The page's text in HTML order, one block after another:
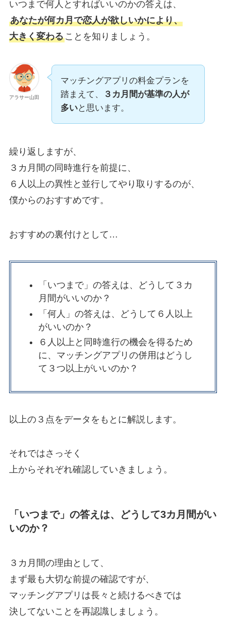
いつまで何人とすればいいのかの答えは、
あなたが何カ月で恋人が欲しいかにより、
大きく変わることを知りましょう。
アラサー山田
マッチングアプリの料金プランを
踏まえて、
３カ月間が基準の人が
多いと思います。
繰り返しますが、
３カ月間の同時進行を前提に、
６人以上の異性と並行してやり取りするのが、
僕からのおすすめです。
おすすめの裏付けとして…
「いつまで」の答えは、どうして３カ
月間がいいのか？
「何人」の答えは、どうして６人以上
がいいのか？
６人以上と同時進行の機会を得るため
に、マッチングアプリの併用はどうし
て３つ以上がいいのか？
以上の３点をデータをもとに解説します。
それではさっそく
上からそれぞれ確認していきましょう。
「いつまで」の答えは、どうして3カ月間がい
いのか？
３カ月間の理由として、
まず最も大切な前提の確認ですが、
マッチングアプリは長々と続けるべきでは
決してないことを再認識しましょう。